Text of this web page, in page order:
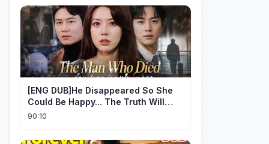
[ENG DUB]He Disappeared So She
Could Be Happy... The Truth Will
Make You Cry #emotional #shorts
90:10